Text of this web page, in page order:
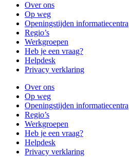
Over ons
Op weg
Openingstijden informatiecentra
Regio’s
Werkgroepen
Heb je een vraag?
Helpdesk
Privacy verklaring
Over ons
Op weg
Openingstijden informatiecentra
Regio’s
Werkgroepen
Heb je een vraag?
Helpdesk
Privacy verklaring